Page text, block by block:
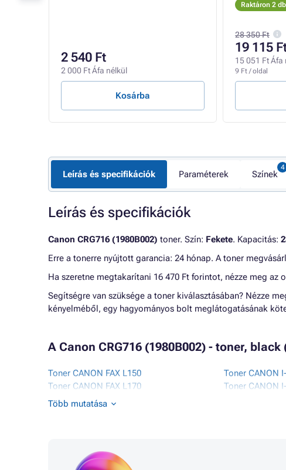
2 540 Ft
2 000 Ft Áfa nélkül
Kosárba
Raktáron 2 db
28 350 Ft
19 115
15 051 Ft Áfa
9 Ft / oldal
Leírás és specifikációk Paraméterek Színek
Leírás és specifikációk
Canon CRG716 (1980B002) toner. Szín: Fekete. Kapacitás:
Erre a tonerre nyújtott garancia: 24 hónap. A toner
Ha szeretne megtakarítani 16 470 Ft forintot, nézze meg az
Segítségre van szüksége a toner kiválasztásában? Nézze
kényelméből, egy hagyományos bolt meglátogatásának
A Canon CRG716 (1980B002) - toner,
Toner CANON FAX L150
Toner CANON FAX L170
Toner CANON FAX L410
Toner CANON
Toner CANON
Több mutatása